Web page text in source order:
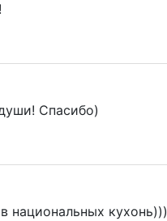
Спасибо)
национальных кухонь)))